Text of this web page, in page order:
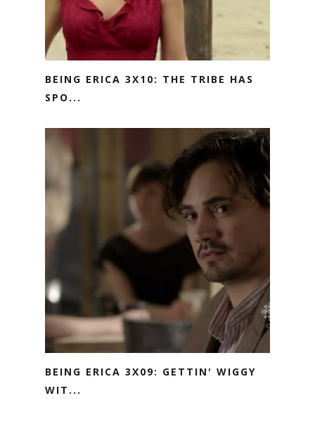
BEING ERICA 3X10: THE TRIBE HAS
SPO...
BEING ERICA 3X09: GETTIN' WIGGY
WIT...